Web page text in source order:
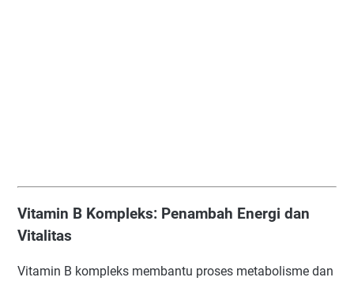
Vitamin B Kompleks: Penambah Energi dan
Vitalitas
Vitamin B kompleks membantu proses metabolisme dan